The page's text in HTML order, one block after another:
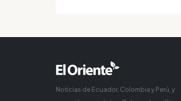
Noticias de Ecuador, Colombia y Perú, y